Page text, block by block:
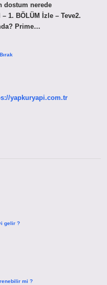
dostum nerede
1. BÖLÜM İzle – Teve2.
Prime…
yapkuryapi.com.tr
gelir ?
mi ?